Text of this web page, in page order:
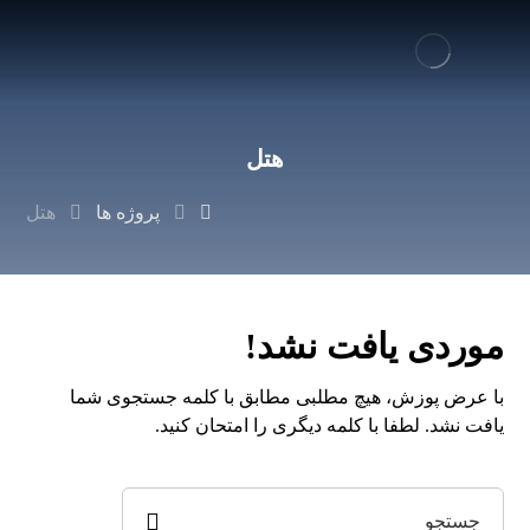
هتل
پروژه ها هتل
موردی یافت نشد!
با عرض پوزش، هیچ مطلبی مطابق با کلمه جستجوی شما
یافت نشد. لطفا با کلمه دیگری را امتحان کنید.